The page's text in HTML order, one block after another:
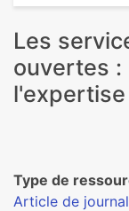
Les
ouvertes :
l'expertise
Type de
Article de journal